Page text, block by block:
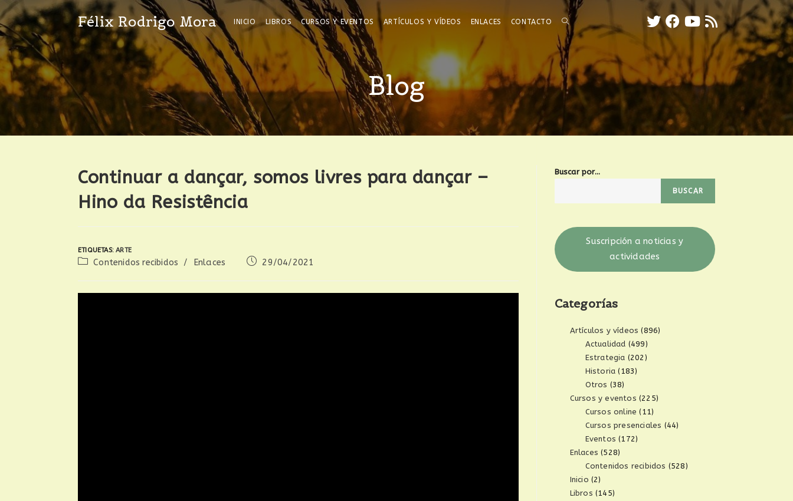
Félix Rodrigo Mora INICIO LIBROS CURSOS Y EVENTOS ARTÍCULOS Y VÍDEOS ENLACES CONTACTO
Blog
Continuar a dançar, somos livres para dançar –
Hino da Resistência
ETIQUETAS:ARTE
Contenidos recibidos / Enlaces 29/04/2021
Buscar por...
BUSCAR
Suscripción a noticias y
actividades
Categorías
Artículos y vídeos (896)
Actualidad (499)
Estrategia (202)
Historia (183)
Otros (38)
Cursos y eventos (225)
Cursos online (11)
Cursos presenciales (44)
Eventos (172)
Enlaces (528)
Contenidos recibidos (528)
Inicio (2)
Libros (145)